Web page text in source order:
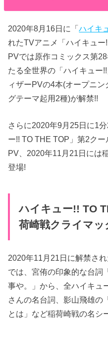
2020年8月16日に「ハイキ
れたTVアニメ「ハイキュ
PVでは原作コミックス第
たる全世界の「ハイキュー
ィザーPVの4本(オープニ
グテーマ起用2種)が解禁!!
さらに2020年9月25日に1
ー!! TO THE TOP」第2ク
PV、2020年11月21日には
登場!
ハイキュー!! TO
荷崎戦クライマッ
2020年11月21日に解禁さ
では、宮侑の印象的な台詞
事や。」から、全ハイキュ
さんの名台詞、影山飛雄の
とは」など稲荷崎戦の名シ